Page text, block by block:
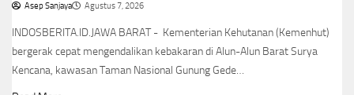
Asep Sanjaya Agustus 7, 2026
INDOSBERITA.ID.JAWA BARAT - Kementerian Kehutanan (Kemenhut)
bergerak cepat mengendalikan kebakaran di Alun-Alun Barat Surya
Kencana, kawasan Taman Nasional Gunung Gede…